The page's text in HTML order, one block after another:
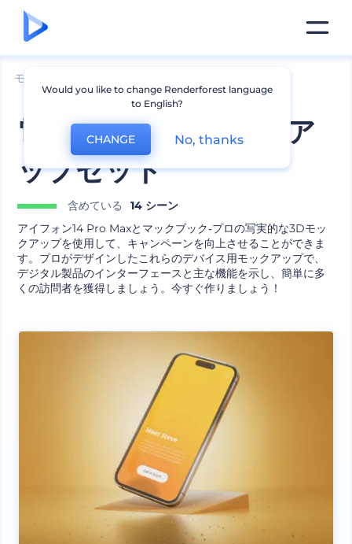
モックアップ
電子機器の3Dモックア
ップセット
含めている
14 シーン
アイフォン14 Pro Maxとマックブック‐プロの写実的な3Dモッ
クアップを使用して、キャンペーンを向上させることができま
す。プロがデザインしたこれらのデバイス用モックアップで、
デジタル製品のインターフェースと主な機能を示し、簡単に多
くの訪問者を獲得しましょう。今すぐ作りましょう！
Would you like to change Renderforest language
to English?
CHANGE No, thanks